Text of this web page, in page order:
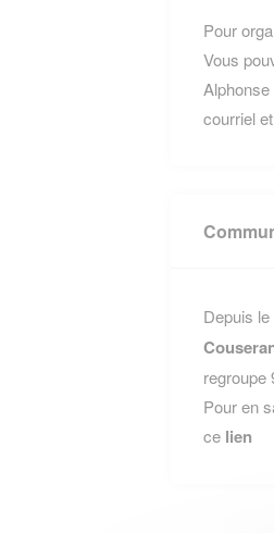
Pour
Vous
courriel
Depuis
regroupe
Pour en
ce lien